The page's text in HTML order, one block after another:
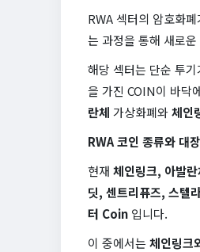
RWA 섹터의 암호화
는 과정을 통해 새로
해당 섹터는 단순 투
을 가진 COIN이 바닥
란체 가상화폐와체인
RWA 코인 종류와 대장
현재 체인링크, 아발
딧, 센트리퓨즈, 스텔
터 Coin 입니다.
이 중에서는 체인링크